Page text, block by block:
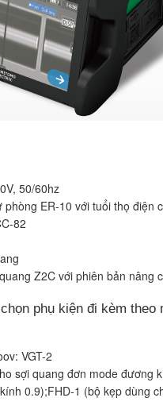
50/60hz
ER-10 với tuổi thọ điện
82
Z2C với phiên bản nâng
phụ kiện đi kèm theo
VGT-2
sợi quang đơn mode đương
0.9);FHD-1 (bộ kẹp dùng